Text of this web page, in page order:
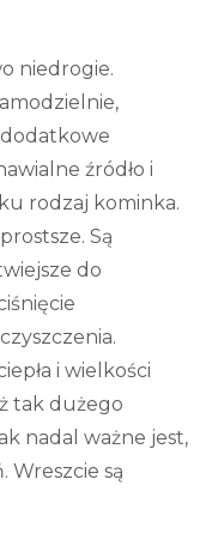
niedrogie.
źródło i
rodzaj kominka.
Są
do
i wielkości
tak dużego
nadal ważne jest,
Wreszcie są